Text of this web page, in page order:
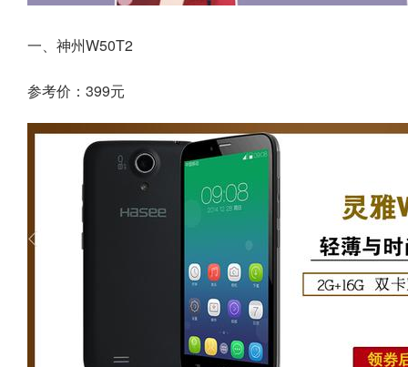
一、神州W50T2
参考价：399元